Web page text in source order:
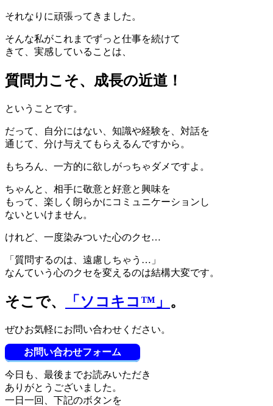
それなりに頑張ってきました。
そんな私がこれまでずっと仕事を続けて
きて、実感していることは、
質問力こそ、成長の近道！
ということです。
だって、自分にはない、知識や経験を、対話を
通じて、分け与えてもらえるんですから。
もちろん、一方的に欲しがっちゃダメですよ。
ちゃんと、相手に敬意と好意と興味を
もって、楽しく朗らかにコミュニケーションし
ないといけません。
けれど、一度染みついた心のクセ…
「質問するのは、遠慮しちゃう…」
なんていう心のクセを変えるのは結構大変です。
そこで、 「ソコキコ™」 。
ぜひお気軽にお問い合わせください。
お問い合わせフォーム
今日も、最後までお読みいただき
ありがとうございました。
一日一回、下記のボタンを